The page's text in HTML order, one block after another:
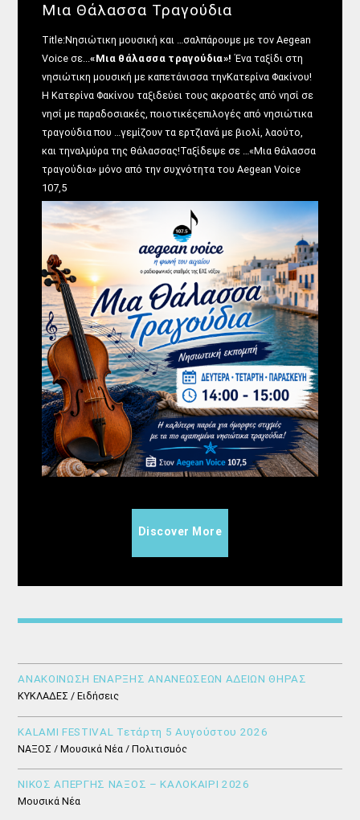
Μια Θάλασσα Τραγούδια
Title:Νησιώτικη μουσική και …σαλπάρουμε με τον Aegean
Voice σε...«Μια θάλασσα τραγούδια»!Ένα ταξίδι στη
νησιώτικη μουσική με καπετάνισσα τηνΚατερίνα Φακίνου!
Η Κατερίνα Φακίνου ταξιδεύει τους ακροατές από νησί σε
νησί με παραδοσιακές, ποιοτικέςεπιλογές από νησιώτικα
τραγούδια που …γεμίζουν τα ερτζιανά με βιολί, λαούτο,
και τηναλμύρα της θάλασσας!Ταξίδεψε σε …«Μια θάλασσα
τραγούδια» μόνο από την συχνότητα του Aegean Voice
107,5
Discover More
ΑΝΑΚΟΙΝΩΣΗ ΕΝΑΡΞΗΣ ΑΝΑΝΕΩΣΕΩΝ ΑΔΕΙΩΝ ΘΗΡΑΣ
ΚΥΚΛΑΔΕΣ / Ειδήσεις
KALAMI FESTIVAL Τετάρτη 5 Αυγούστου 2026
ΝΑΞΟΣ / Μουσικά Νέα / Πολιτισμός
ΝΙΚΟΣ ΑΠΕΡΓΗΣ ΝΑΞΟΣ – ΚΑΛΟΚΑΙΡΙ 2026
Μουσικά Νέα